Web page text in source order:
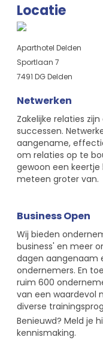
Locatie
Aparthotel Delden
Sportlaan 7
7491 DG Delden
Netwerken
Zakelijke relaties
successen.
aangename,
om relaties op te
gewoon een keertje
meteen groter van.
Business Open
Wij bieden
business' en meer
dagen aangenaam
ondernemers. En
ruim 600
van een waardevol
diverse
Benieuwd? Meld je
kennismaking.